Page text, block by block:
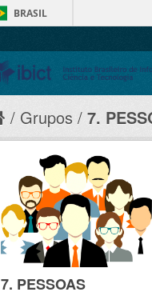
BRASIL
Grupos 7.
7. PESSOAS